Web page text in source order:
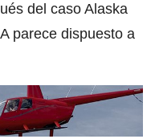
del caso Alaska
parece dispuesto a